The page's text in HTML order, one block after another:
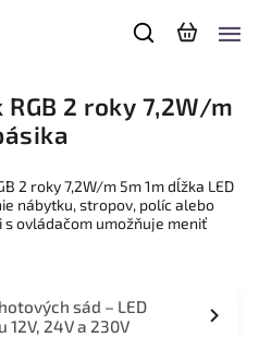
2 roky 7,2W/m
2 roky 7,2W/m 5m 1m dĺžka LED
nábytku, stropov, políc alebo
s ovládačom umožňuje meniť
sád – LED
12V, 24V a 230V